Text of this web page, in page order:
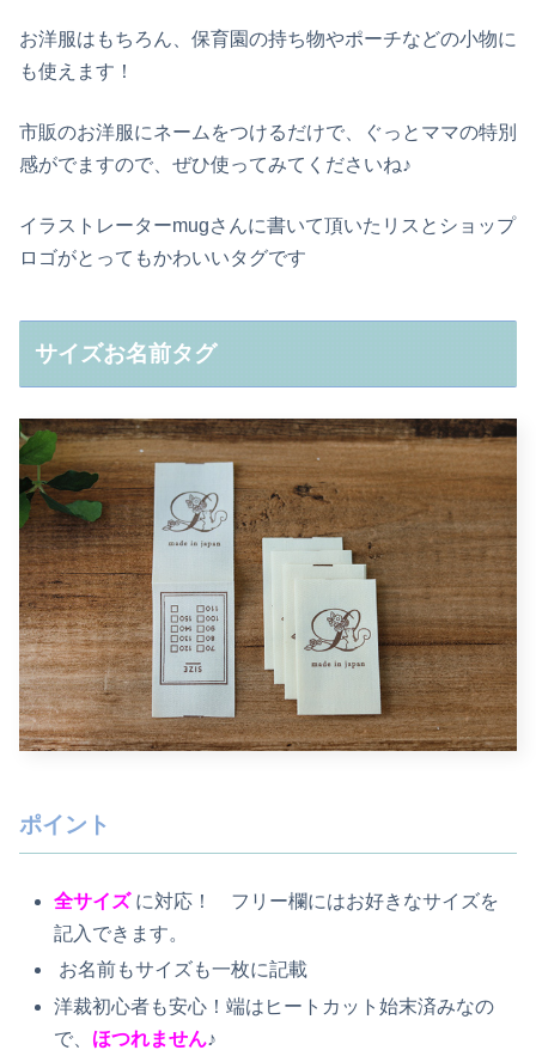
お洋服はもちろん、保育園の持ち物やポーチなどの小物に
も使えます！
市販のお洋服にネームをつけるだけで、ぐっとママの特別
感がでますので、ぜひ使ってみてくださいね♪
イラストレーターmugさんに書いて頂いたリスとショップ
ロゴがとってもかわいいタグです
サイズお名前タグ
ポイント
全サイズに対応！ フリー欄にはお好きなサイズを
記入できます。
お名前もサイズも一枚に記載
洋裁初心者も安心！端はヒートカット始末済みなの
で、 ほつれません♪